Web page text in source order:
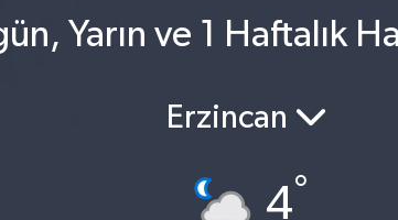
Yarın ve 1 Haftalık
Erzincan
4°